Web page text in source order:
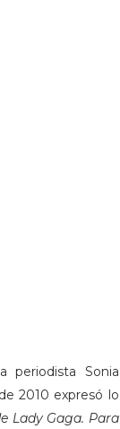
periodista Sonia
2010 expresó lo
Lady Gaga. Para